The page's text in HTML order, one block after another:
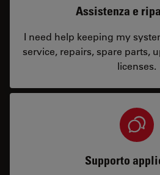
Assistenza e
I need help keeping my
service, repairs, spare parts,
licenses.
Supporto